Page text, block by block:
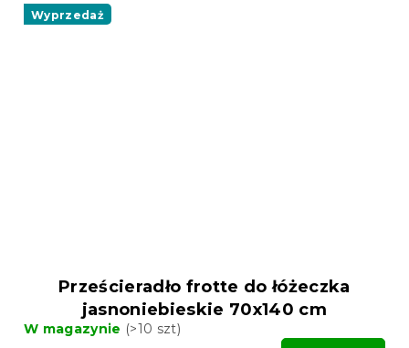
Wyprzedaż
Prześcieradło frotte do łóżeczka
jasnoniebieskie 70x140 cm
W magazynie (>10 szt)